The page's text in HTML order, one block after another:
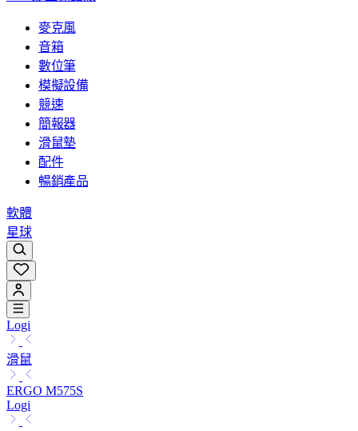
麥克風
音箱
數位筆
模擬設備
競速
簡報器
滑鼠墊
配件
暢銷產品
軟體
星球
Logi
滑鼠
ERGO M575S
Logi